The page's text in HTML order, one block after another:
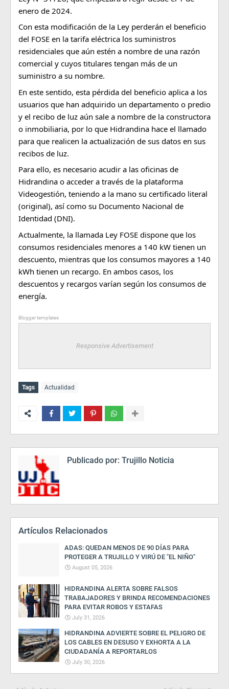
enero de 2024.
Con esta modificación de la Ley perderán el beneficio
del FOSE en la tarifa eléctrica los suministros
residenciales que aún estén a nombre de una razón
comercial y cuyos titulares tengan más de un
suministro a su nombre.
En este sentido, esta pérdida del beneficio aplica a los
usuarios que han adquirido un departamento o predio
y el recibo de luz aún sale a nombre de la constructora
o inmobiliaria, por lo que Hidrandina hace el llamado
para que realicen la actualización de sus datos en sus
recibos de luz.
Para ello, es necesario acudir a las oficinas de
Hidrandina o acceder a través de la plataforma
Videogestión, teniendo a la mano su certificado literal
(original), así como su Documento Nacional de
Identidad (DNI).
Actualmente, la llamada Ley FOSE dispone que los
consumos residenciales menores a 140 kW tienen un
descuento, mientras que los consumos mayores a 140
kWh tienen un recargo. En ambos casos, los
descuentos y recargos varían según los consumos de
energía.
Blogger templates
Responsive Advertisement
Tags Actualidad
Publicado por: Trujillo Noticia
Artículos Relacionados
ADAS: QUEDAN MENOS DE 90 DÍAS PARA
PROTEGER A TRUJILLO Y VIRÚ DE "EL NIÑO"
August 05, 2026
HIDRANDINA ALERTA SOBRE FALSOS
TRABAJADORES Y BRINDA RECOMENDACIONES
PARA EVITAR ROBOS Y ESTAFAS
July 31, 2026
HIDRANDINA ADVIERTE SOBRE EL PELIGRO DE
LOS CABLES EN DESUSO Y EXHORTA A LA
CIUDADANÍA A REPORTARLOS
July 30, 2026